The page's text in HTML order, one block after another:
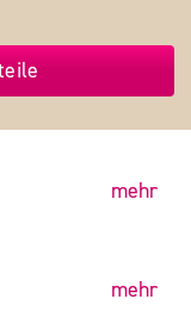
mehr
mehr